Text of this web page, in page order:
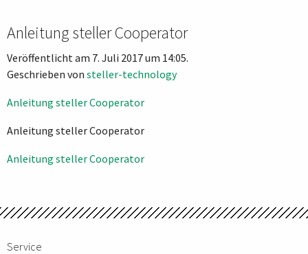
Anleitung steller Cooperator
Veröffentlicht am 7. Juli 2017 um 14:05.
Geschrieben von steller-technology
Anleitung steller Cooperator
Anleitung steller Cooperator
Beitragsnavigation
Anleitung steller Cooperator
Service